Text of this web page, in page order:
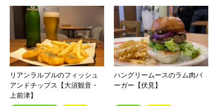
リアンラルブルのフィッシュ
アンドチップス【大須観音・
上前津】
ハングリームースのラム肉バ
ーガー【伏見】